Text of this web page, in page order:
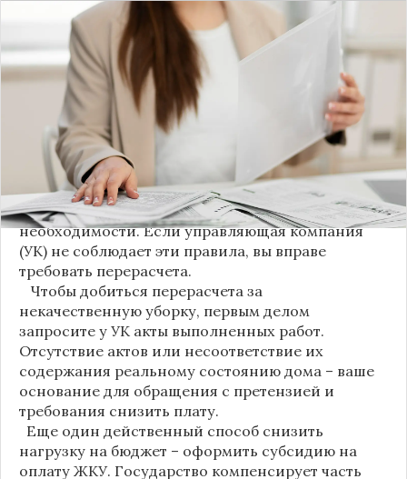
С 1 августа в квитанциях за жилищно-
коммунальные услуги введено важное
новшество. Как поясняет автор канала "ВЗО
ProДеньги", теперь уборка мест общего
пользования (МОП) выделена в отдельную
строку. Это дает жильцам четкое понимание, за
что именно они платят.
Новые нормы строго регламентируют частоту
уборки: мытье полов и лестниц должно
проводиться несколько раз в неделю, удаление
пыли – еженедельно, а уборка снега – по мере
необходимости. Если управляющая компания
(УК) не соблюдает эти правила, вы вправе
требовать перерасчета.
Чтобы добиться перерасчета за
некачественную уборку, первым делом
запросите у УК акты выполненных работ.
Отсутствие актов или несоответствие их
содержания реальному состоянию дома – ваше
основание для обращения с претензией и
требования снизить плату.
Еще один действенный способ снизить
нагрузку на бюджет – оформить субсидию на
оплату ЖКУ. Государство компенсирует часть